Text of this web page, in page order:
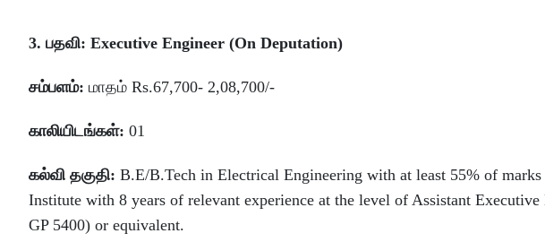
3. பதவி: Executive Engineer (On Deputation)
சம்பளம்: மாதம் Rs.67,700- 2,08,700/-
காலியிடங்கள்: 01
கல்வி தகுதி: B.E/B.Tech in Electrical Engineering with at least 55% of
Institute with 8 years of relevant experience at the level of Assistant
GP 5400) or equivalent.